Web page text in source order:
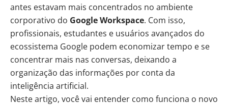
antes estavam mais concentrados no ambiente
corporativo do Google Workspace. Com isso,
profissionais, estudantes e usuários avançados do
ecossistema Google podem economizar tempo e se
concentrar mais nas conversas, deixando a
organização das informações por conta da
inteligência artificial.
Neste artigo, você vai entender como funciona o novo